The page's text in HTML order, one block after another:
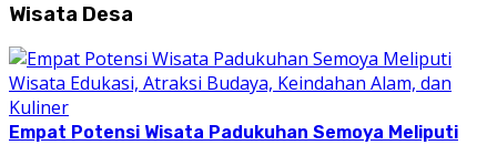
Wisata Desa
Empat Potensi Wisata Padukuhan Semoya Meliputi